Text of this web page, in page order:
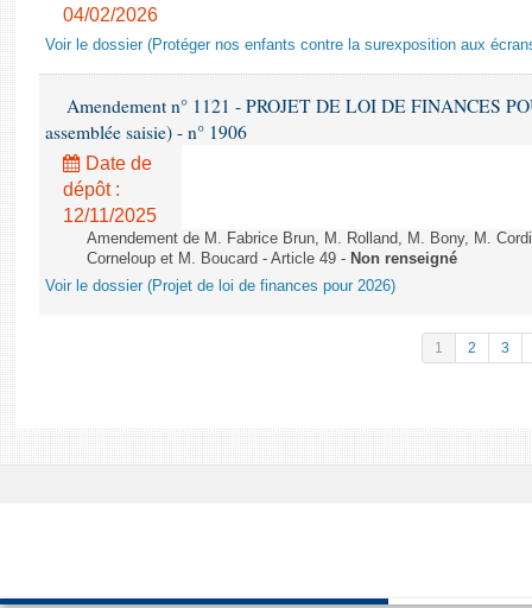
04/02/2026
Voir le dossier (Protéger nos enfants contre la surexposition aux
Amendement n° 1121 - PROJET DE LOI DE FINANCES
assemblée saisie) - n° 1906
Date de
dépôt :
12/11/2025
Amendement de M. Fabrice Brun, M. Rolland, M. Bony, M.
Corneloup et M. Boucard - Article 49 - Non renseigné
Voir le dossier (Projet de loi de finances pour 2026)
1 2 3